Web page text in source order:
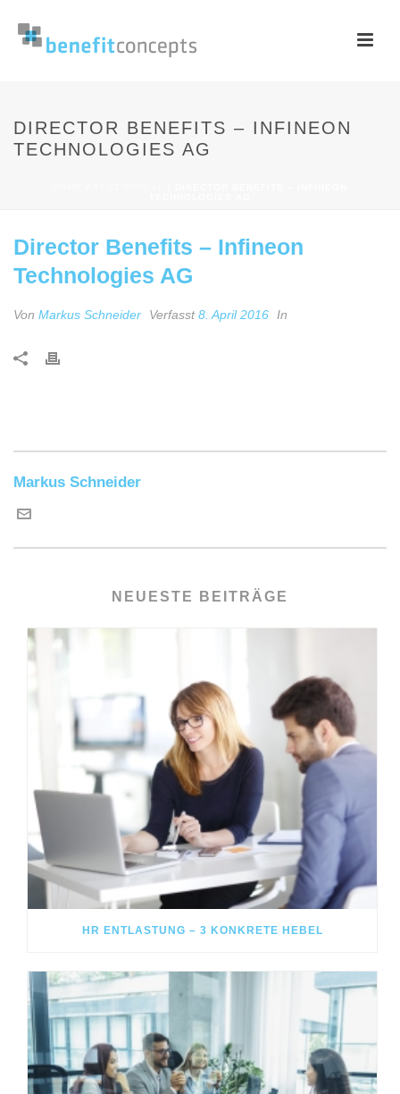
DIRECTOR BENEFITS – INFINEON
TECHNOLOGIES AG
Director Benefits – Infineon
Technologies AG
Von Markus Schneider Verfasst8. April 2016 In
Markus Schneider
NEUESTE BEITRÄGE
HR ENTLASTUNG – 3 KONKRETE HEBEL